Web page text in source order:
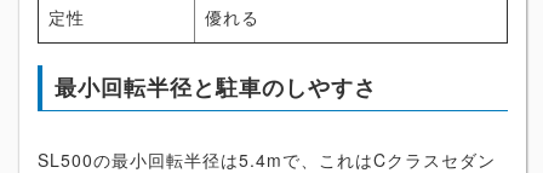
定性
優れる
最小回転半径と駐車のしやすさ
SL500の最小回転半径は5.4mで、これはCクラスセダン